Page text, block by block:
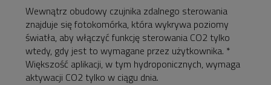
Wewnątrz obudowy czujnika zdalnego sterowania
znajduje się fotokomórka, która wykrywa poziomy
światła, aby włączyć funkcję sterowania CO2 tylko
wtedy, gdy jest to wymagane przez użytkownika. *
Większość aplikacji, w tym hydroponicznych, wymaga
aktywacji CO2 tylko w ciągu dnia.